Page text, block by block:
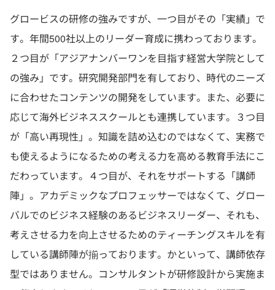
グロービスの研修の強みですが、一つ目がその「実績」で
す。年間500社以上のリーダー育成に携わっております。
２つ目が「アジアナンバーワンを目指す経営大学院として
の強み」です。研究開発部門を有しており、時代のニーズ
に合わせたコンテンツの開発をしています。また、必要に
応じて海外ビジネススクールとも連携しています。３つ目
が「高い再現性」。知識を詰め込むのではなくて、実務で
も使えるようになるための考える力を高める教育手法にこ
だわっています。４つ目が、それをサポートする「講師
陣」。アカデミックなプロフェッサーではなくて、グロー
バルでのビジネス経験のあるビジネスリーダー、それも、
考えさせる力を向上させるためのティーチングスキルを有
している講師陣が揃っております。かといって、講師依存
型ではありません。コンサルタントが研修設計から実施ま